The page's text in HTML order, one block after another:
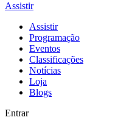
Assistir
Assistir
Programação
Eventos
Classificações
Notícias
Loja
Blogs
Entrar